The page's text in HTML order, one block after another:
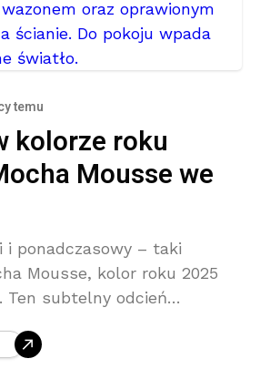
temu
kolorze roku
Mousse we
i ponadczasowy – taki
Mousse, kolor roku 2025
Ten subtelny odcień
do wnętrz spokój,